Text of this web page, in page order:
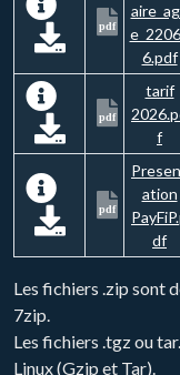
pdf
6.pdf
pdf
tarif
f
pdf
ation
df
Les fichiers .zip sont
7zip.
Les fichiers .tgz ou
Linux (Gzip et Tar).